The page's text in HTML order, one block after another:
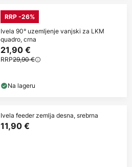
RRP -26%
Ivela 90° uzemljenje vanjski za LKM
quadro, crna
21,90 €
RRP29,90 €
Na lageru
Ivela feeder zemlja desna, srebrna
11,90 €